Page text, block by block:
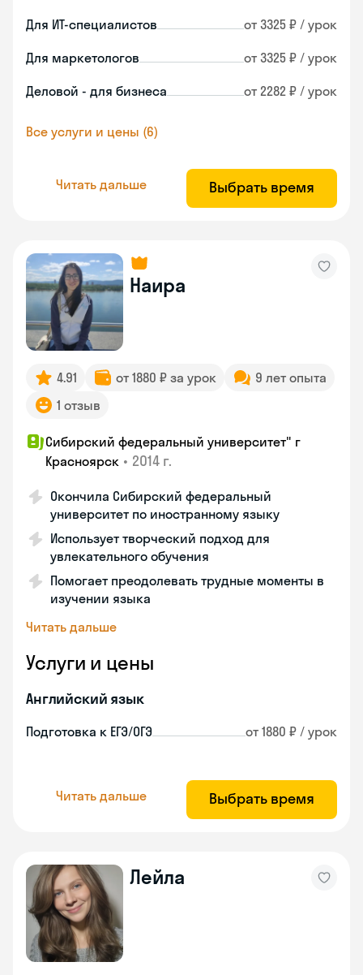
Для ИТ-специалистов от 3325 ₽ / урок
Для маркетологов от 3325 ₽ / урок
Деловой - для бизнеса от 2282 ₽ / урок
Все услуги и цены (6)
Читать дальше Выбрать время
Наира
4.91 от 1880 ₽ за урок
9 лет опыта
1 отзыв
Сибирский федеральный университет" г
Красноярск • 2014 г.
Окончила Сибирский федеральный
университет по иностранному языку
Использует творческий подход для
увлекательного обучения
Помогает преодолевать трудные моменты в
изучении языка
Читать дальше
Услуги и цены
Английский язык
Подготовка к ЕГЭ/ОГЭ от 1880 ₽ / урок
Читать дальше Выбрать время
Лейла